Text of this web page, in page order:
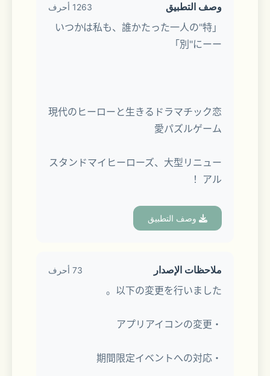
وصف التطبيق 1263 أحرف
「いつかは私も、誰かたった一人の"特
別"にーー」
現代のヒーローと生きるドラマチック恋
愛パズルゲーム
スタンドマイヒーローズ、大型リニュー
アル！
機関、通称「スタンド」。
仮メンバーとして配属されたアナタに、
だった。
وصف التطبيق
ملاحظات الإصدار 73 أحرف
以下の変更を行いました。
・アプリアイコンの変更
・期間限定イベントへの対応